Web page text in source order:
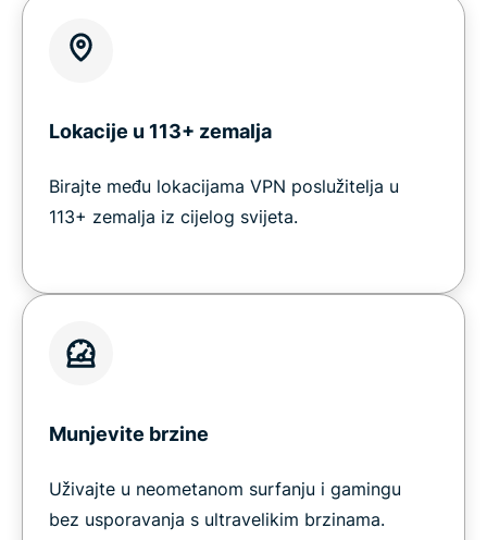
Lokacije u 113+ zemalja
Birajte među lokacijama VPN poslužitelja u
113+ zemalja iz cijelog svijeta.
Munjevite brzine
Uživajte u neometanom surfanju i gamingu
bez usporavanja s ultravelikim brzinama.